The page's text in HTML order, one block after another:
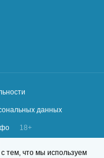
данных
18+
тем, что мы используем